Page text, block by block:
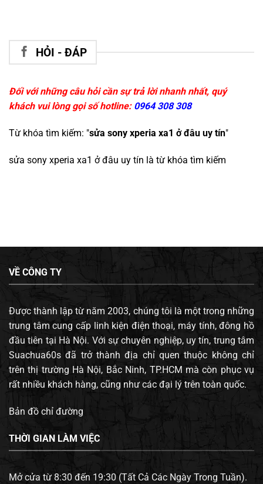
HỎI - ĐÁP
Đối với những câu hỏi cần sự trả lời nhanh nhất, quý
khách vui lòng gọi số hotline: 0964 308 308
Từ khóa tìm kiếm: "sửa sony xperia xa1 ở đâu uy tín"
sửa sony xperia xa1 ở đâu uy tín là từ khóa tìm kiếm
VỀ CÔNG TY
Được thành lập từ năm 2003, chúng tôi là một trong những
trung tâm cung cấp linh kiện điện thoại, máy tính, đông hồ
đầu tiên tại Hà Nội. Với sự chuyên nghiệp, uy tín, trung tâm
Suachua60s đã trở thành địa chỉ quen thuộc không chỉ
trên thị trường Hà Nội, Bắc Ninh, TP.HCM mà còn phục vụ
rất nhiều khách hàng, cũng như các đại lý trên toàn quốc.
Bản đồ chỉ đường
THỜI GIAN LÀM VIỆC
Mở cửa từ 8:30 đến 19:30 (Tất Cả Các Ngày Trong Tuần).